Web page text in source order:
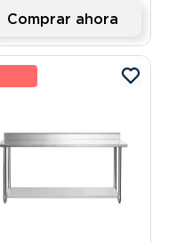
Comprar ahora